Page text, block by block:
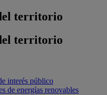
territorio
territorio
interés público
de energías renovables